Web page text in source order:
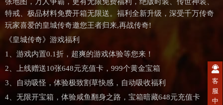
特戒、极品材料免费开箱无限送。福利全新升级，深受千万传奇
玩家喜爱的皇城传奇邀您王者归来,再战传奇!
《皇城传奇》游戏福利
1、游戏内置0.1折，超爽的游戏体验等您来！
2、上线赠送10张648元充值卡，999个黄金宝箱
3、自动吸怪，体验极致割草快感，自动吸收福利
4、无限开宝箱，体验咸鱼翻身之路，宝箱暗藏648元充值卡
客
服
中